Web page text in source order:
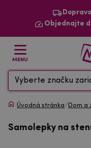
Objednajte
MENU
Vyberte značku
Úvodná stránka/ Dom a
Samolepky na